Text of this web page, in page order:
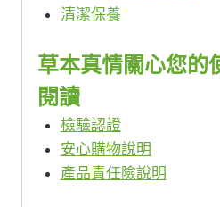
清潔保養
草本真情關心您的
閱讀
檢驗認證
安心購物說明
產品責任險說明